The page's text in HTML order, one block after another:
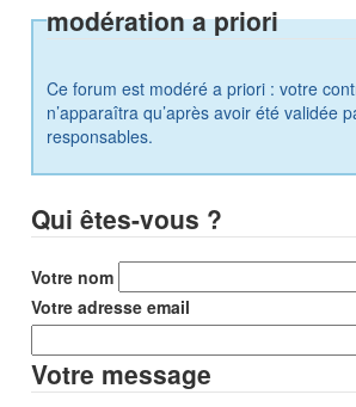
modération a priori
Ce forum est modéré a priori : votre
n’apparaîtra qu’après avoir été validée
responsables.
Qui êtes-vous ?
Votre nom
Votre adresse email
Votre message